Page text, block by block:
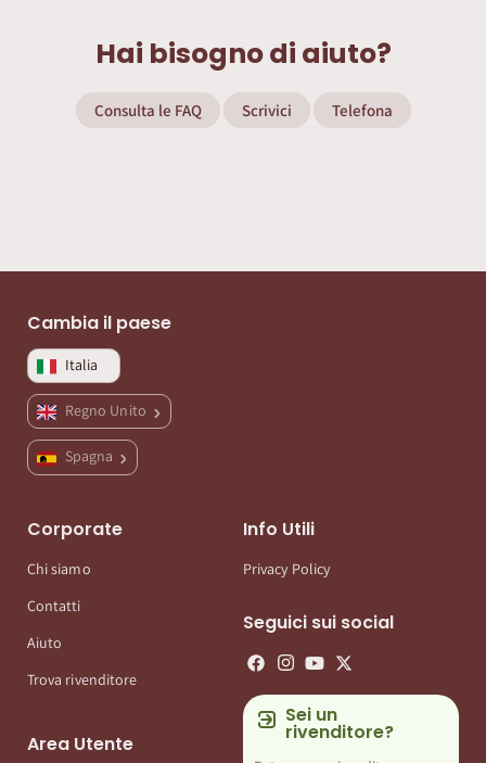
Hai bisogno di aiuto?
Consulta le FAQ Scrivici Telefona
Cambia il paese
Italia
Regno Unito
Spagna
Corporate
Chi siamo
Contatti
Aiuto
Trova rivenditore
Area Utente
Info Utili
Privacy Policy
Seguici sui social
Sei un
rivenditore?